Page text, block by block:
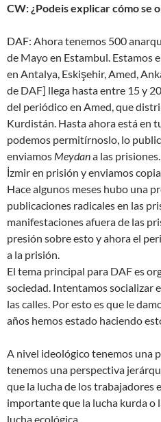
CW: ¿Podeis explicar cómo se
DAF: Ahora tenemos 500
de Mayo en Estambul. Estamos
en Antalya, Eskişehir, Amed,
de DAF] llega hasta entre 15 y
del periódico en Amed, que
Kurdistán. Hasta ahora está en
podemos permitírnoslo, lo
enviamos Meydana las
İzmir en prisión y enviamos
Hace algunos meses hubo una
publicaciones radicales en las
manifestaciones afuera de las
presión sobre esto y ahora el
a la prisión.
El tema principal para DAF es
sociedad. Intentamos socializar
las calles. Por esto es que le
años hemos estado haciendo
A nivel ideológico tenemos una
tenemos una perspectiva
que la lucha de los trabajadores
importante que la lucha kurda o
lucha ecológica.